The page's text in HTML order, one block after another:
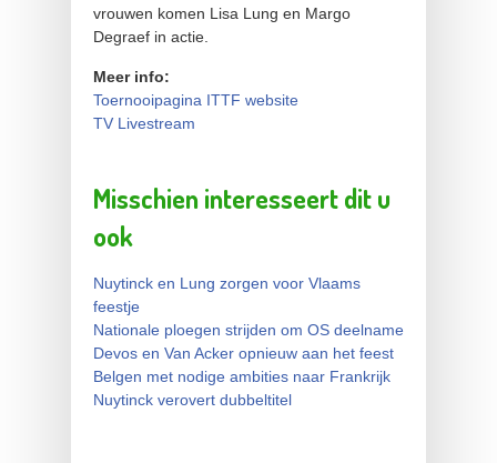
vrouwen komen Lisa Lung en Margo
Degraef in actie.
Meer info:
Toernooipagina ITTF website
TV Livestream
Misschien interesseert dit u
ook
Nuytinck en Lung zorgen voor Vlaams
feestje
Nationale ploegen strijden om OS deelname
Devos en Van Acker opnieuw aan het feest
Belgen met nodige ambities naar Frankrijk
Nuytinck verovert dubbeltitel